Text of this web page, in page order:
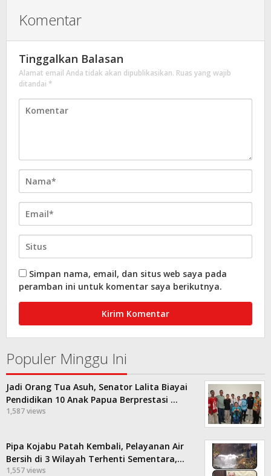
Komentar
Tinggalkan Balasan
Alamat email Anda tidak akan dipublikasikan. Ruas yang wajib
ditandai *
Simpan nama, email, dan situs web saya pada
peramban ini untuk komentar saya berikutnya.
Populer Minggu Ini
Jadi Orang Tua Asuh, Senator Lalita Biayai
Pendidikan 10 Anak Papua Berprestasi …
1,587 views
Pipa Kojabu Patah Kembali, Pelayanan Air
Bersih di 3 Wilayah Terhenti Sementara,…
1,557 views